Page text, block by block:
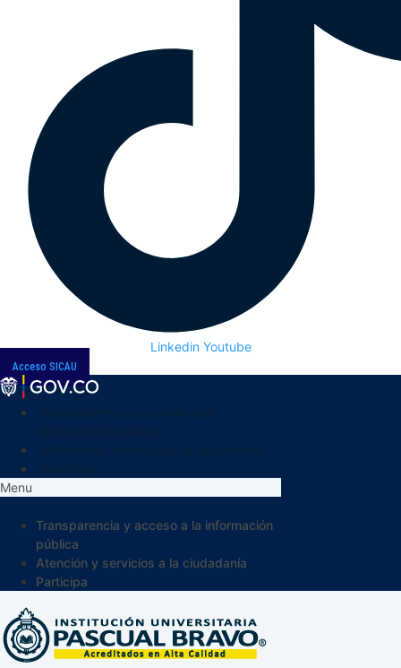
Linkedin Youtube
Acceso SICAU
Menu
Transparencia y acceso a la información
pública
Atención y servicios a la ciudadanía
Participa